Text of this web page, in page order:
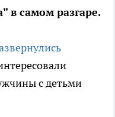
в самом разгаре.
с детьми